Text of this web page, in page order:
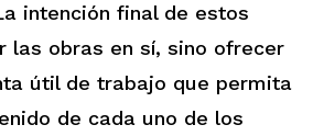
intención final de estos
las obras en sí, sino ofrecer
útil de trabajo que permita
de cada uno de los